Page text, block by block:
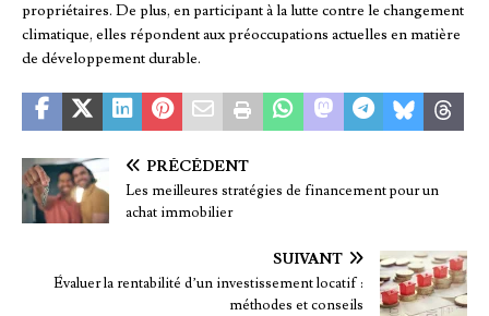
propriétaires. De plus, en participant à la lutte contre le changement
climatique, elles répondent aux préoccupations actuelles en matière
de développement durable.
PRÉCÉDENT
Les meilleures stratégies de financement pour un
achat immobilier
SUIVANT
Évaluer la rentabilité d’un investissement locatif :
méthodes et conseils